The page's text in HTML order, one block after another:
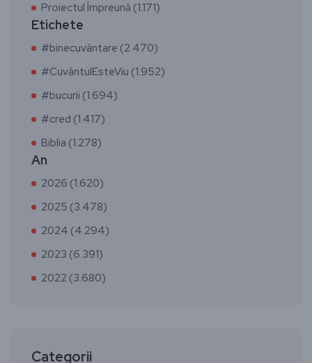
Proiectul Împreună (1.171)
Etichete
#binecuvântare (2.470)
#CuvântulEsteViu (1.952)
#bucurii (1.694)
#cred (1.417)
Biblia (1.278)
An
2026 (1.620)
2025 (3.478)
2024 (4.294)
2023 (6.391)
2022 (3.680)
Categorii